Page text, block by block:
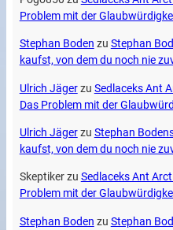
Problem mit der
Stephan Boden zu Stephan
kaufst, von dem du noch nie
Ulrich Jägerzu Sedlaceks Ant
Das Problem mit der
Ulrich Jägerzu Stephan
kaufst, von dem du noch nie
Skeptikerzu Sedlaceks Ant
Problem mit der
Stephan Boden zu Stephan